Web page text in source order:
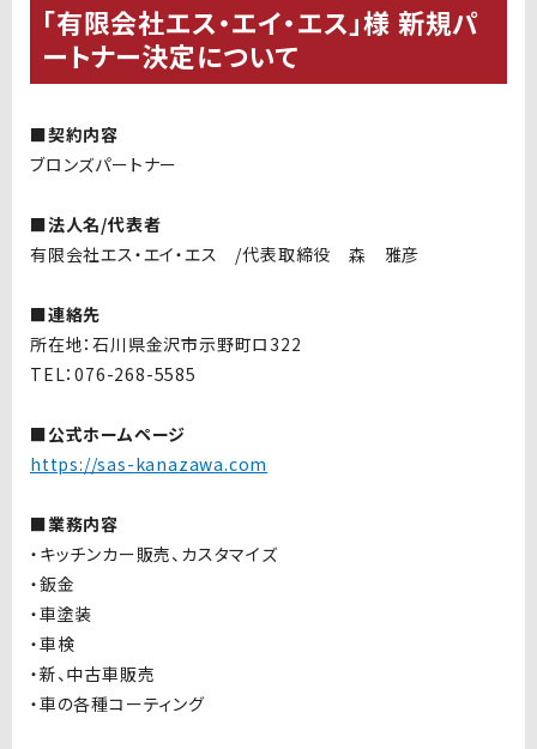
「有限会社エス・エイ・エス」様 新規パ
ートナー決定について
■契約内容
ブロンズパートナー
■法人名/代表者
有限会社エス・エイ・エス /代表取締役 森 雅彦
■連絡先
所在地：石川県金沢市示野町ロ322
TEL：076-268-5585
■公式ホームページ
https://sas-kanazawa.com
■業務内容
・キッチンカー販売、カスタマイズ
・鈑金
・車塗装
・車検
・新、中古車販売
・車の各種コーティング